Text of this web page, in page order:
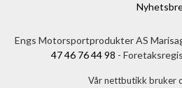
Engs Motorsportprodukter AS
47 46 76 44 98 -
Vår nettbutikk bruker